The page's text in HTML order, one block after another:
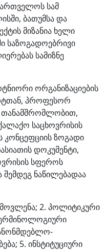
სამ
ბათუმსა და
მიზანია ხელი
საზოგადოებრივი
სამიზნე
ორგანიზაციების
პროფესორ
თანამშრომლობით,
საცხოვრისის
ზოგადი
დოკუმენტი,
სფეროს
შემდეგ ნაწილებადაა
2. პოლიტიკური
5. ინსტიტუციური